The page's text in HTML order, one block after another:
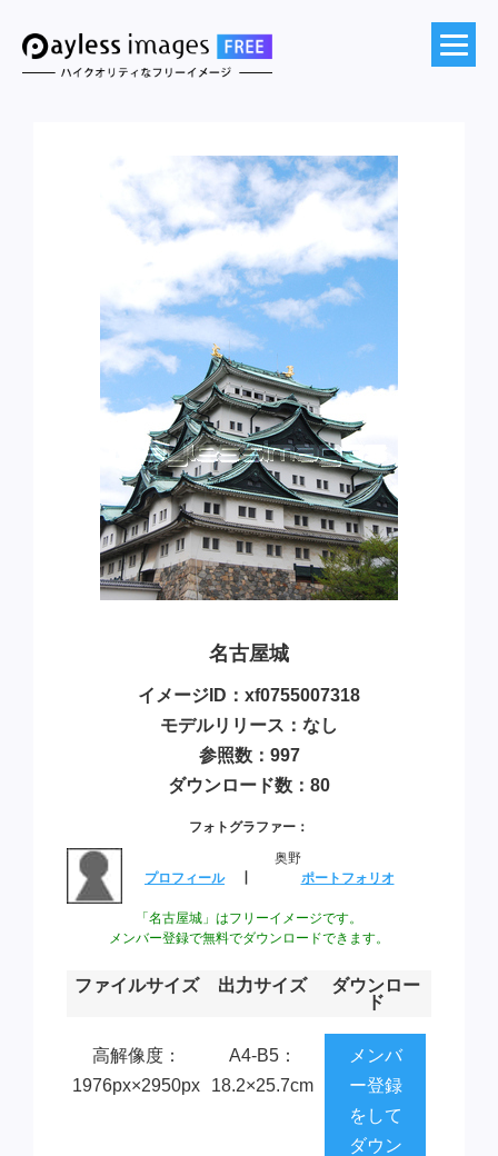
名古屋城
イメージID：xf0755007318
モデルリリース：なし
参照数：997
ダウンロード数：80
フォトグラファー：
奥野
プロフィール
ポートフォリオ
「名古屋城」はフリーイメージです。
メンバー登録で無料でダウンロードできます。
ファイルサイズ 出力サイズ
ダウンロー
ド
高解像度：
1976px×2950px
A4-B5：
18.2×25.7cm
メンバ
ー登録
をして
ダウン